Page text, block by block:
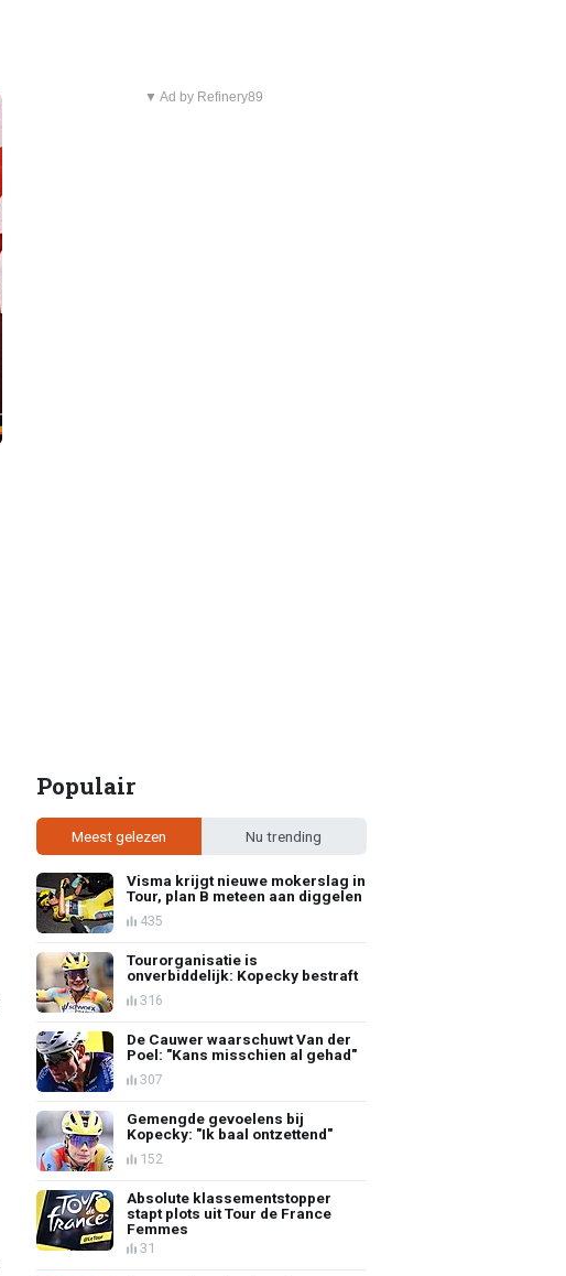
▼ Ad by Refinery89
Populair
Meest gelezen Nu trending
Visma krijgt nieuwe mokerslag in
Tour, plan B meteen aan diggelen
435
Tourorganisatie is
onverbiddelijk: Kopecky bestraft
316
De Cauwer waarschuwt Van der
Poel: "Kans misschien al gehad"
307
Gemengde gevoelens bij
Kopecky: "Ik baal ontzettend"
152
Absolute klassementstopper
stapt plots uit Tour de France
Femmes
31